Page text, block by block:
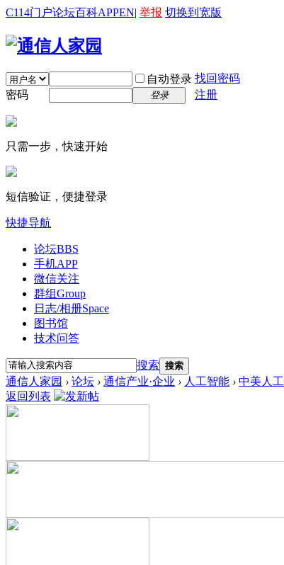
C114门户论坛百科APPEN| 举报 切换到宽版
自动登录 找回密码
密码
登录 注册
只需一步，快速开始
短信验证，便捷登录
快捷导航
论坛BBS
手机APP
微信关注
群组Group
日志/相册Space
图书馆
技术问答
搜索 搜索
通信人家园 › 论坛 › 通信产业·企业 › 人工智能 › 中美人
返回列表